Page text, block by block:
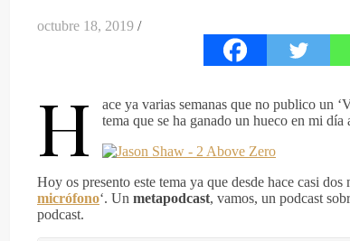
octubre 18, 2019 /
H
ace ya varias semanas que no publico un
tema que se ha ganado un hueco en mi día
Hoy os presento este tema ya que desde hace casi
micrófono‘. Un metapodcast, vamos, un podcast
podcast.